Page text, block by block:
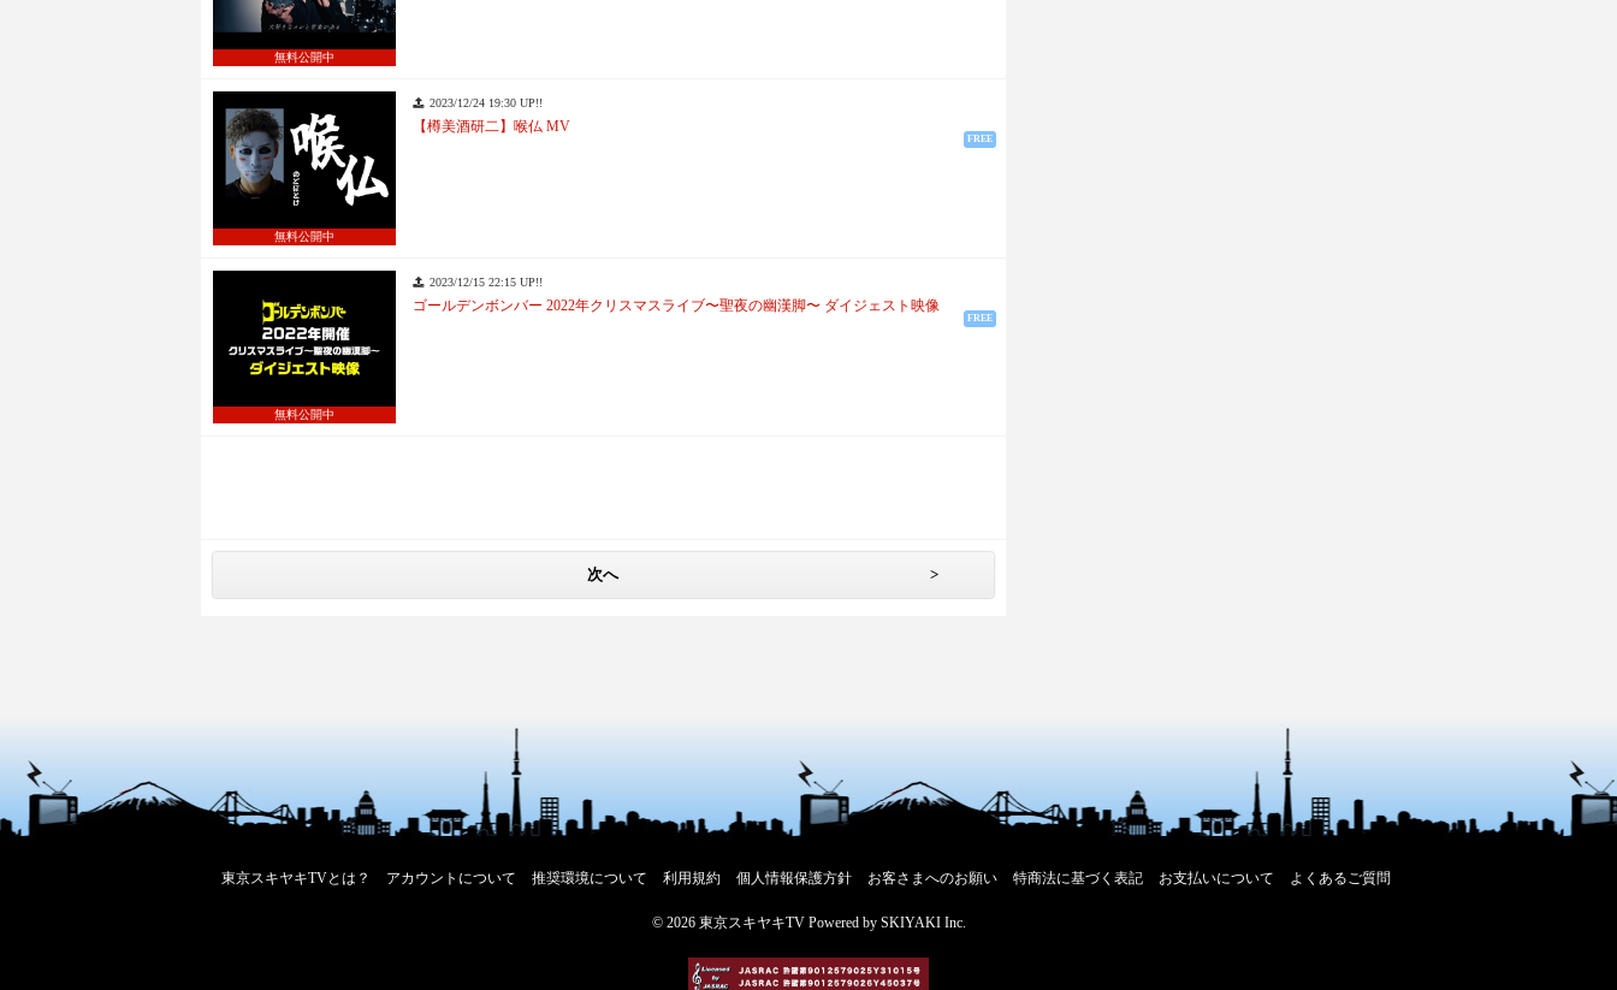
無料公開中
無料公開中
2023/12/24 19:30 UP!!
【樽美酒研二】喉仏 MV
FREE
無料公開中
2023/12/15 22:15 UP!!
ゴールデンボンバー 2022年クリスマスライブ〜聖夜の幽漢脚〜 ダイジェスト映像
FREE
次へ >
東京スキヤキTVとは？ アカウントについて 推奨環境について 利用規約 個人情報保護方針 お客さまへのお願い 特商法に基づく表記 お支払いについて よくあるご質問
© 2026 東京スキヤキTV Powered by SKIYAKI Inc.